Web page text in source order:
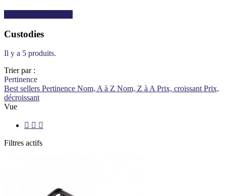
Custodies
Il y a 5 produits.
Trier par :
Pertinence
Best sellers Pertinence Nom, A à Z Nom, Z à APrix, croissantPrix,
décroissant
Vue
  
Filtres actifs